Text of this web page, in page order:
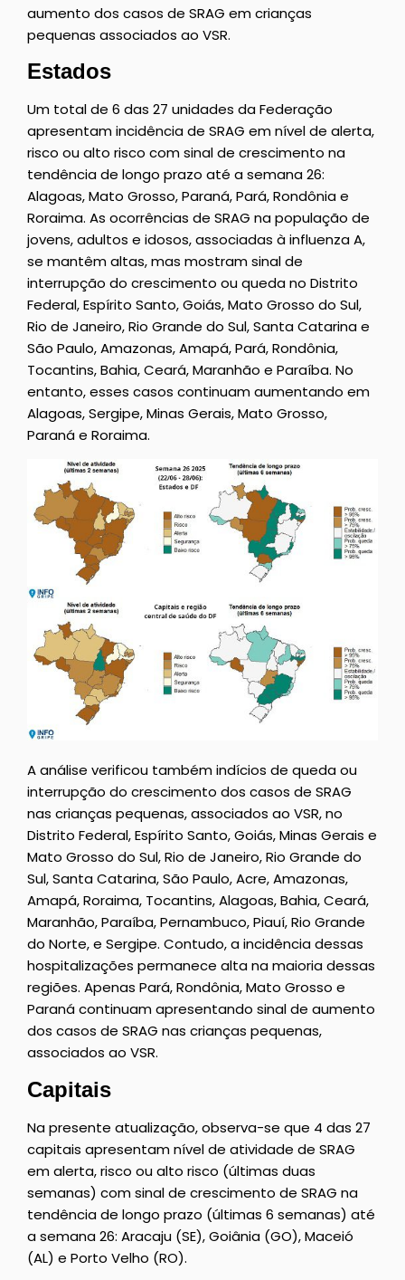
aumento dos casos de SRAG em crianças
pequenas associados ao VSR.
Estados
Um total de 6 das 27 unidades da Federação
apresentam incidência de SRAG em nível de alerta,
risco ou alto risco com sinal de crescimento na
tendência de longo prazo até a semana 26:
Alagoas, Mato Grosso, Paraná, Pará, Rondônia e
Roraima. As ocorrências de SRAG na população de
jovens, adultos e idosos, associadas à influenza A,
se mantêm altas, mas mostram sinal de
interrupção do crescimento ou queda no Distrito
Federal, Espírito Santo, Goiás, Mato Grosso do Sul,
Rio de Janeiro, Rio Grande do Sul, Santa Catarina e
São Paulo, Amazonas, Amapá, Pará, Rondônia,
Tocantins, Bahia, Ceará, Maranhão e Paraíba. No
entanto, esses casos continuam aumentando em
Alagoas, Sergipe, Minas Gerais, Mato Grosso,
Paraná e Roraima.
A análise verificou também indícios de queda ou
interrupção do crescimento dos casos de SRAG
nas crianças pequenas, associados ao VSR, no
Distrito Federal, Espírito Santo, Goiás, Minas Gerais e
Mato Grosso do Sul, Rio de Janeiro, Rio Grande do
Sul, Santa Catarina, São Paulo, Acre, Amazonas,
Amapá, Roraima, Tocantins, Alagoas, Bahia, Ceará,
Maranhão, Paraíba, Pernambuco, Piauí, Rio Grande
do Norte, e Sergipe. Contudo, a incidência dessas
hospitalizações permanece alta na maioria dessas
regiões. Apenas Pará, Rondônia, Mato Grosso e
Paraná continuam apresentando sinal de aumento
dos casos de SRAG nas crianças pequenas,
associados ao VSR.
Capitais
Na presente atualização, observa-se que 4 das 27
capitais apresentam nível de atividade de SRAG
em alerta, risco ou alto risco (últimas duas
semanas) com sinal de crescimento de SRAG na
tendência de longo prazo (últimas 6 semanas) até
a semana 26: Aracaju (SE), Goiânia (GO), Maceió
(AL) e Porto Velho (RO).